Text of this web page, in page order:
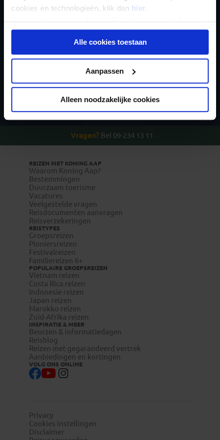
cookies en technologieën, klik dan hier .
Je kunt je selectie in de instellingen aanpassen of deze
onder aan de pagina op elk gewenst moment voor de
toekomst wijzigen.Alle cookies toestaan
Aanpassen
Alleen noodzakelijke cookies
nieuwsbrief
Vragen? Bel 09-234 13 11
REIZEN MET KONING AAP
Waarom Koning Aap?
Bestemmingen
Duurzaam toerisme
Vacatures
Veelgestelde vragen
Reisdocumenten aanvragen
Reisverzekeringen
REISTYPES
Groepsreizen
Pioniersreizen
Festivalreizen
Familiereizen 6+
POPULAIRE GROEPSREIZEN
Vietnam reizen
Costa Rica reizen
Indonesie reizen
Japan reizen
Marokko reizen
Zuid-Afrika reizen
INSPIRATIE & MEER
Beurzen & informatiedagen
Reisblog
Reizen met gegarandeerd vertrek
Aanbiedingen en kortingen
VOLG ONS ONLINE
Privacy
Cookies instellingen
Disclaimer